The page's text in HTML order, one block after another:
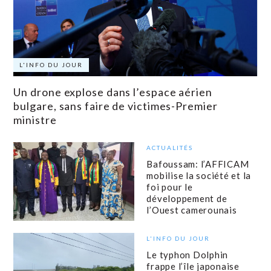
L'INFO DU JOUR
Un drone explose dans l’espace aérien
bulgare, sans faire de victimes-Premier
ministre
ACTUALITÉS
Bafoussam: l’AFFICAM
mobilise la société et la
foi pour le
développement de
l’Ouest camerounais
L'INFO DU JOUR
Le typhon Dolphin
frappe l’île japonaise